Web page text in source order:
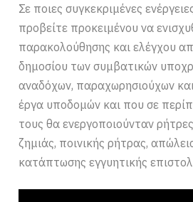
Σε ποιες συγκεκριμένες
προβείτε προκειμένου να
παρακολούθησης και ελέγχου
δημοσίου των συμβατικών
αναδόχων, παραχωρησιούχων
έργα υποδομών και που σε
τους θα ενεργοποιούνταν
ζημιάς, ποινικής ρήτρας,
κατάπτωσης εγγυητικής